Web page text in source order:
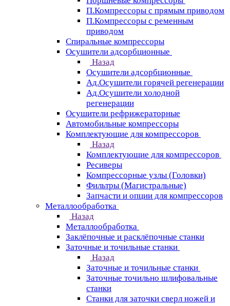
П.Компрессоры с прямым приводом
П.Компрессоры с ременным
приводом
Спиральные компрессоры
Осушители адсорбционные
Назад
Осушители адсорбционные
Ад.Осушители горячей регенерации
Ад.Осушители холодной
регенерации
Осушители рефрижераторные
Автомобильные компрессоры
Комплектующие для компрессоров
Назад
Комплектующие для компрессоров
Ресиверы
Компрессорные узлы (Головки)
Фильтры (Магистральные)
Запчасти и опции для компрессоров
Металлообработка
Назад
Металлообработка
Заклёпочные и расклёпочные станки
Заточные и точильные станки
Назад
Заточные и точильные станки
Заточные точильно шлифовальные
станки
Станки для заточки сверл ножей и